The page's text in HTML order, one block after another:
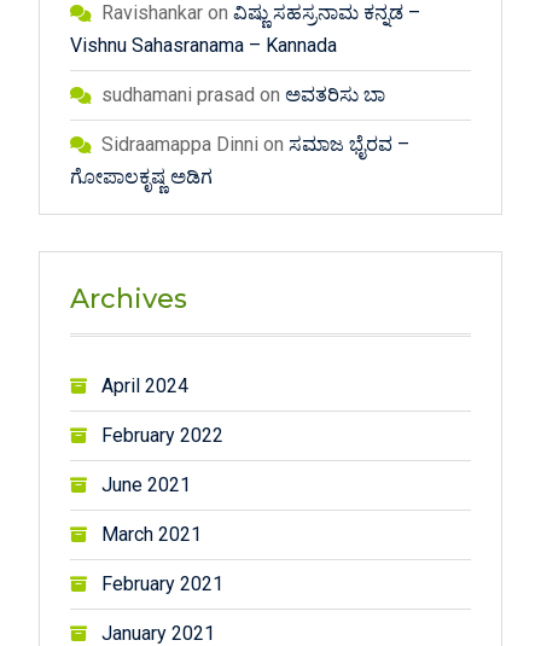
Ravishankaron ವಿಷ್ಣು ಸಹಸ್ರನಾಮ ಕನ್ನಡ –
Vishnu Sahasranama – Kannada
sudhamani prasad on ಅವತರಿಸು ಬಾ
Sidraamappa Dinni on ಸಮಾಜ ಭೈರವ –
ಗೋಪಾಲಕೃಷ್ಣ ಅಡಿಗ
Archives
April 2024
February 2022
June 2021
March 2021
February 2021
January 2021